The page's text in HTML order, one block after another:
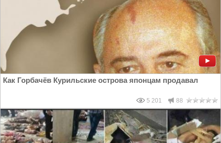
Как Горбачёв Курильские острова японцам продавал
5 201 88